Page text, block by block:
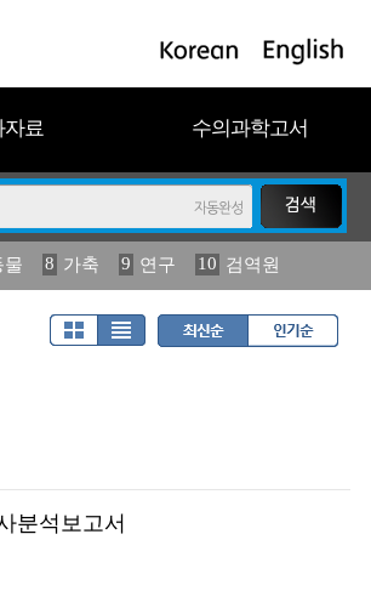
자료 수의과학고서
물 8 가축 9 연구 10 검역원
보
18 농림수산 19 2023
분석보고서